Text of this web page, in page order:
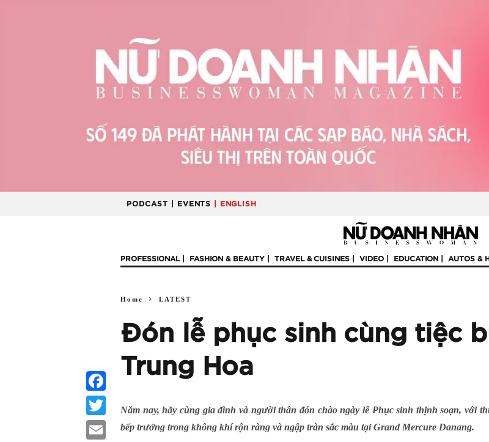
PODCAST | EVENTS | ENGLISH
PROFESSIONAL FASHION & BEAUTY TRAVEL & CUISINES VIDEO EDUCATION AUTOS &
Home LATEST
Đón lễ phục sinh cùng tiệc
Trung Hoa
Năm nay, hãy cùng gia đình và người thân đón chào ngày lễ Phục sinh thịnh soạn, với
bếp trưởng trong không khí rộn ràng và ngập tràn sắc màu tại Grand Mercure Danang.
Facebook
Twitter